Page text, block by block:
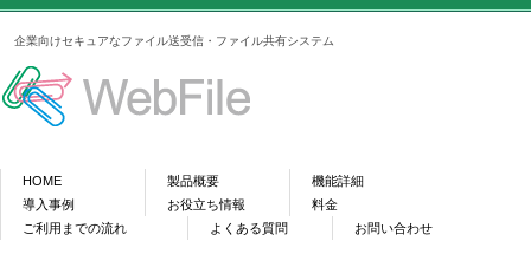
企業向けセキュアなファイル送受信・ファイル共有システム
HOME 製品概要
機能詳細
導入事例
お役立ち情報
料金
ご利用までの流れ
よくある質問 お問い合わせ